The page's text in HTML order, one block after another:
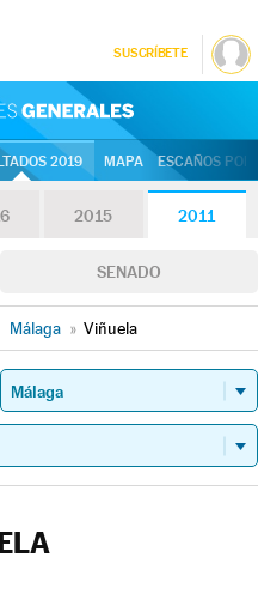
SUSCRÍBETE
2019 MAPA ESCAÑOS
2015 2011
SENADO
Málaga » Viñuela